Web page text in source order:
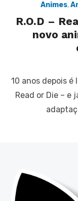
Animes,
R.O.D –
novo
10 anos depois é
Read or Die – e